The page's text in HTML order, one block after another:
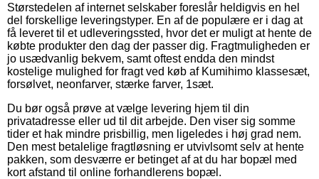
Størstedelen af internet selskaber foreslår heldigvis en hel
del forskellige leveringstyper. En af de populære er i dag at
få leveret til et udleveringssted, hvor det er muligt at hente de
købte produkter den dag der passer dig. Fragtmuligheden er
jo usædvanlig bekvem, samt oftest endda den mindst
kostelige mulighed for fragt ved køb af Kumihimo klassesæt,
forsølvet, neonfarver, stærke farver, 1sæt.
Du bør også prøve at vælge levering hjem til din
privatadresse eller ud til dit arbejde. Den viser sig somme
tider et hak mindre prisbillig, men ligeledes i høj grad nem.
Den mest betalelige fragtløsning er utvivlsomt selv at hente
pakken, som desværre er betinget af at du har bopæl med
kort afstand til online forhandlerens bopæl.